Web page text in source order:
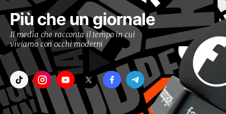
Più che un giornale
Il media che racconta il tempo in cui
viviamo con occhi moderni